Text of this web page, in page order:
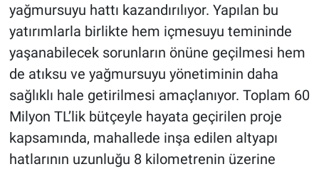
yağmursuyu hattı kazandırılıyor. Yapılan bu
yatırımlarla birlikte hem içmesuyu temininde
yaşanabilecek sorunların önüne geçilmesi hem
de atıksu ve yağmursuyu yönetiminin daha
sağlıklı hale getirilmesi amaçlanıyor. Toplam 60
Milyon TL’lik bütçeyle hayata geçirilen proje
kapsamında, mahallede inşa edilen altyapı
hatlarının uzunluğu 8 kilometrenin üzerine